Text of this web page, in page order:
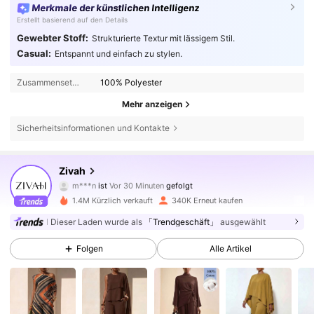
Merkmale der künstlichen Intelligenz
Erstellt basierend auf den Details
Gewebter Stoff: Strukturierte Textur mit lässigem Stil.
Casual: Entspannt und einfach zu stylen.
Zusammensetzung: 100% Polyester
Mehr anzeigen
Sicherheitsinformationen und Kontakte
Zivah
m***n
l***3ist am Durchsuchen
4,64
765K Follower
4,64 765K Follower
765K Follower
1.4M Kürzlich verkauft 340K Erneut kaufen
Dieser Laden wurde als 「Trendgeschäft」 ausgewählt
Folgen Alle Artikel